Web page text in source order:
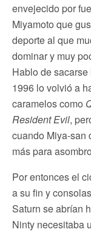
envejecido por
Miyamoto que
deporte al que
dominar y muy
Hablo de
1996 lo volvió a
caramelos como
Resident Evil,
cuando Miya-san
más para
Por entonces el
a su fin y
Saturn se abrían
Ninty necesitaba